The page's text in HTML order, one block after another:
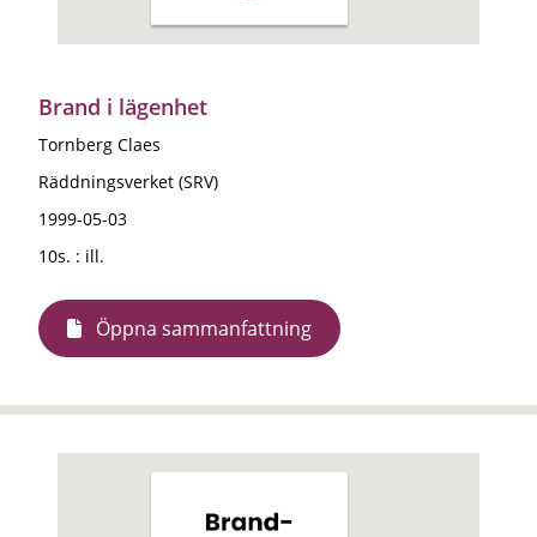
Brand i lägenhet
Tornberg Claes
Räddningsverket (SRV)
1999-05-03
10s. : ill.
Öppna sammanfattning